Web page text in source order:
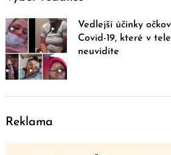
Vedlejší účinky
Covid-19, které v
neuvidíte
Reklama